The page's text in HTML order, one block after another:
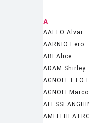
A
AALTO Alvar
AARNIO Eero
ABI Alice
ADAM Shirley
AGNOLETTO
AGNOLI Marco
ALESSI